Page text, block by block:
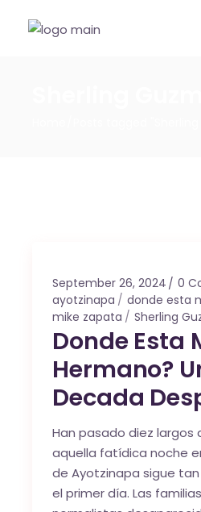
September 26, 2024 0
ayotzinapa
donde esta
mike zapata
Sherling
Donde Esta
Hermano?
Decada
Han pasado diez largos
aquella fatídica noche
de Ayotzinapa sigue
el primer día. Las